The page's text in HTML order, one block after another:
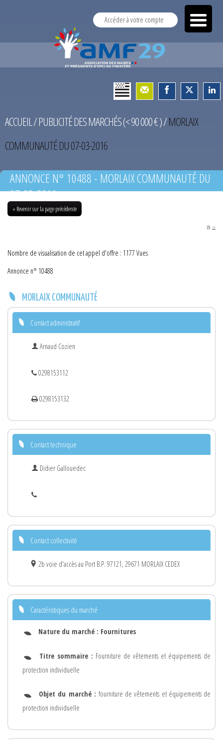
Accéder à votre compte
ACCUEIL/PUBLICITÉ DES MARCHÉS (< 90 000 € )/MORLAIX
COMMUNAUTÉ DU 07-03-2016
ANNONCE N° 10488 - MORLAIX COMMUNAUTÉ DU
07-03-2016
« Revenir sur la page précédente
PDF
Nombre de visualisation de cet appel d'offre : 1177 Vues
Annonce n° 10488
MORLAIX COMMUNAUTÉ
Contact administratif
Arnaud Cozien
0298153112
0298153132
Contact technique
Didier Gallouedec
Contact collectivité
2b voie d'accès au Port B.P. 97121, 29671 MORLAIX CEDEX
Caractéristiques du marché
Nature du marché : Fournitures
Titre sommaire : Fourniture de vêtements et équipements de
protection individuelle
Objet du marché :fourniture de vêtements et équipements de
protection individuelle